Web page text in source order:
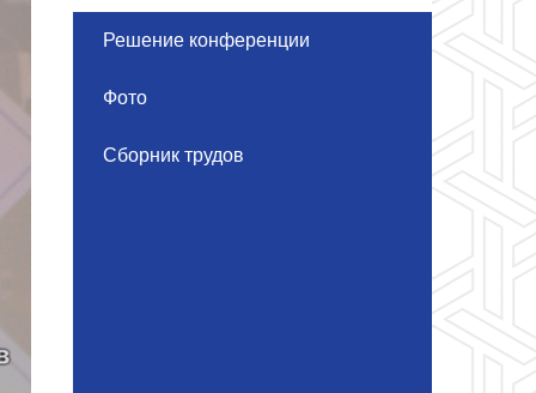
Решение конференции
Фото
Сборник трудов